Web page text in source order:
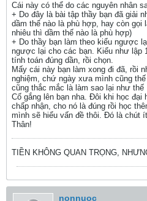
Cái này có thể do các nguyên nhân
+ Do đây là bài tập thầy bạn đã giải
dầm thế nào là phù hợp, hay còn gọi
nhiêu thì dầm thế nào là phù hợp)
+ Do thầy bạn làm theo kiểu ngược
ngược lại cho các bạn. Kiểu như lập
tính toán đúng dần, rồi chọn.
Mấy cái này bạn làm xong đi đã, rồi
nghiệm, chứ ngày xưa mình cũng
cũng thắc mắc là làm sao lại như thế
Cố gắng lên bạn nha. Đôi khi học
chấp nhận, cho nó là đúng rồi học
mình sẽ hiểu vấn đề thôi. Đó là chút
Thân!
TIỀN KHÔNG QUAN TRỌNG,
nonnuoc